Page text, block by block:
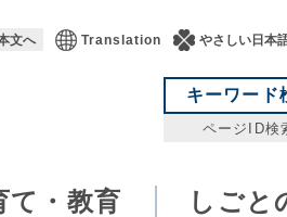
文へ Translation やさしい日本
キーワード
ページID検
て・教育 しごと